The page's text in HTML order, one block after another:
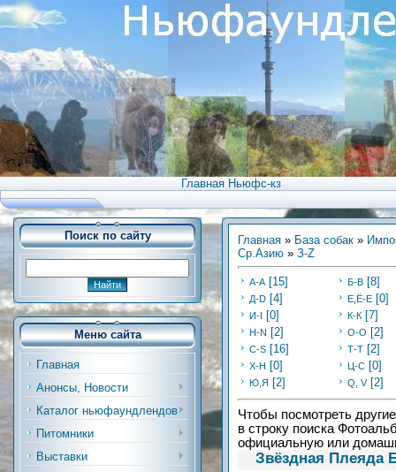
Главная Ньюфс-кз
Поиск по сайту
Меню сайта
Главная
Анонсы, Новости
Каталог ньюфаундлендов
Питомники
Выставки
Главная » База собак »
Ср.Азию » З-Z
А-А [15] Б-В [8]
Д-D [4] Е,Ё-Е [0]
И-I [0] К-К [7]
Н-N [2] О-О [2]
С-S [16] Т-Т [2]
Х-H [0] Ц-C [0]
Ю,Я [2] Q, V [2]
Чтобы посмотреть
в строку поиска
официальную или
Звёздная Плеяда